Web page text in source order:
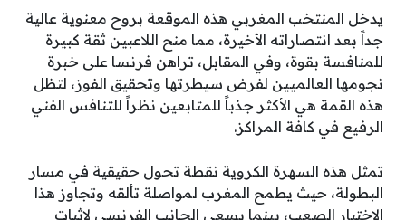
يدخل المنتخب المغربي هذه الموقعة بروح معنوية عالية
جداً بعد انتصاراته الأخيرة، مما منح اللاعبين ثقة كبيرة
للمنافسة بقوة، وفي المقابل، تراهن فرنسا على خبرة
نجومها العالميين لفرض سيطرتها وتحقيق الفوز، لتظل
هذه القمة هي الأكثر جذباً للمتابعين نظراً للتنافس الفني
الرفيع في كافة المراكز.
تمثل هذه السهرة الكروية نقطة تحول حقيقية في مسار
البطولة، حيث يطمح المغرب لمواصلة تألقه وتجاوز هذا
الاختبار الصعب، بينما يسعى الجانب الفرنسي لإثبات